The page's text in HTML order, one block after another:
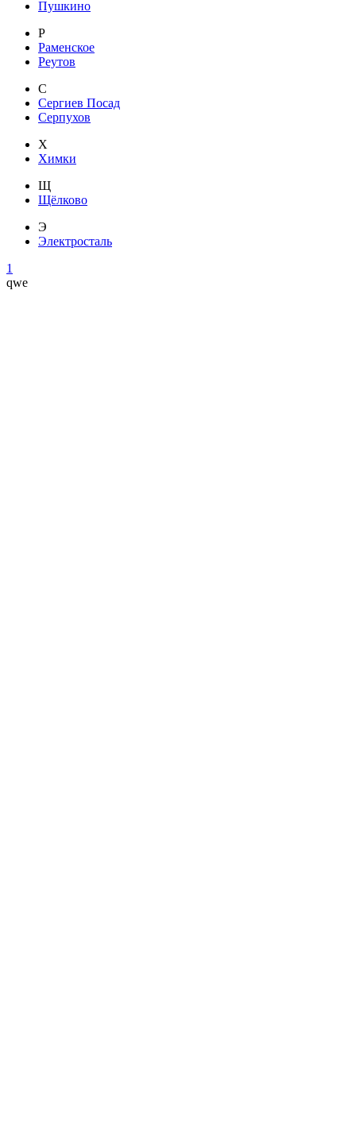
Пушкино
Р
Раменское
Реутов
С
Сергиев Посад
Серпухов
Х
Химки
Щ
Щёлково
Э
Электросталь
1
qwe